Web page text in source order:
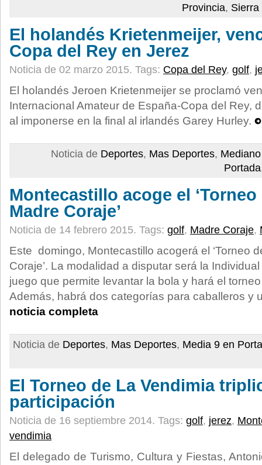
Provincia, Sierra
El holandés Krietenmeijer,
Copa del Rey en Jerez
Noticia de 02 marzo 2015. Tags: Copa del Rey, golf,
El holandés Jeroen Krietenmeijer se proclamó
Internacional Amateur de España-Copa del Rey,
al imponerse en la final al irlandés Garey Hurley.
Noticia de Deportes, Mas Deportes,
Portada
Montecastillo acoge el
Madre Coraje’
Noticia de 14 febrero 2015. Tags: golf, Madre Coraje,
Este domingo, Montecastillo acogerá el ‘Torneo
Coraje’. La modalidad a disputar será la Individual
juego que permite levantar la bola y hará el
Además, habrá dos categorías para caballeros y
noticia completa
Noticia de Deportes, Mas Deportes, Media 9 en
El Torneo de La Vendimia
participación
Noticia de 16 septiembre 2014. Tags: golf, jerez,
vendimia
El delegado de Turismo, Cultura y Fiestas,